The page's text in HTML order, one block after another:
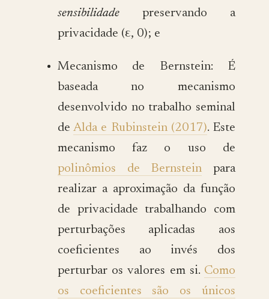
sensibilidade preservando a
privacidade (ε, 0); e
Mecanismo de Bernstein: É
baseada no mecanismo
desenvolvido no trabalho seminal
deAlda e Rubinstein (2017). Este
mecanismo faz o uso de
polinômios de Bernstein para
realizar a aproximação da função
de privacidade trabalhando com
perturbações aplicadas aos
coeficientes ao invés dos
perturbar os valores em si. Como
os coeficientes são os únicos